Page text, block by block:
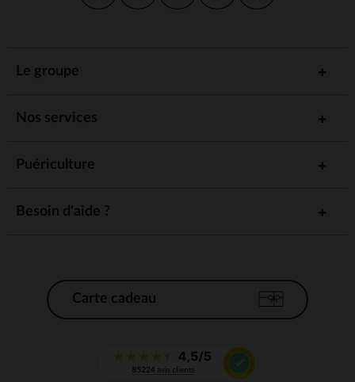
Le groupe
Nos services
Puériculture
Besoin d'aide ?
Carte cadeau